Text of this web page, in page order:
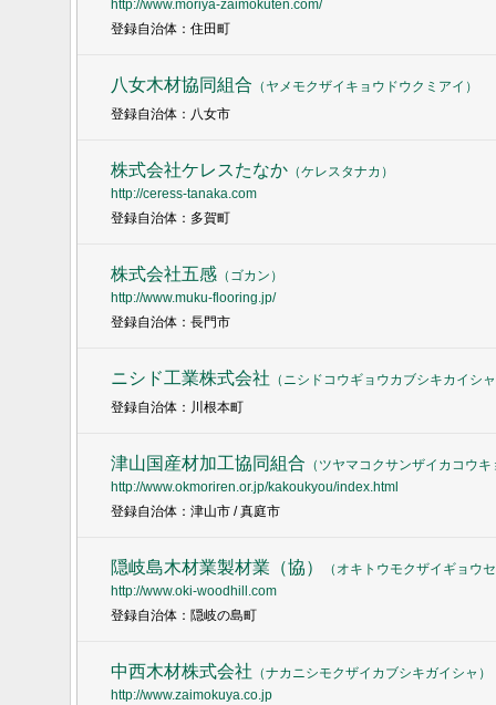
http://www.moriya-zaimokuten.com/
登録自治体：住田町
八女木材協同組合 （ ヤメモクザイキョウドウクミアイ ）
登録自治体：八女市
株式会社ケレスたなか（ケレスタナカ ）
http://ceress-tanaka.com
登録自治体：多賀町
株式会社五感（ ゴカン ）
http://www.muku-flooring.jp/
登録自治体：長門市
ニシド工業株式会社 （ ニシドコウギョウカブシキカイシャ
登録自治体：川根本町
津山国産材加工協同組合 （ ツヤマコクサンザイカコウ
http://www.okmoriren.or.jp/kakoukyou/index.html
登録自治体：津山市 / 真庭市
隠岐島木材業製材業（協） （ オキトウモクザイギョウ
http://www.oki-woodhill.com
登録自治体：隠岐の島町
中西木材株式会社 （ナカニシモクザイカブシキガイシャ ）
http://www.zaimokuya.co.jp